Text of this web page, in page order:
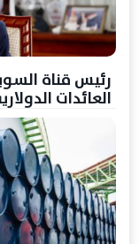
رئيس قناة
العائدات